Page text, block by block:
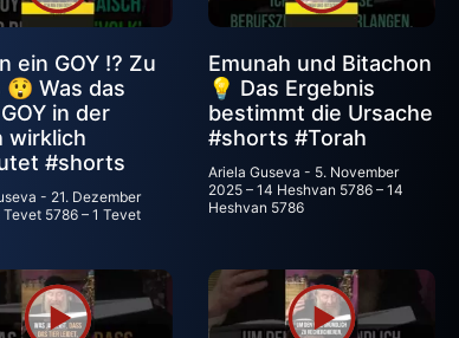
ein GOY ⁉️ Zu
😲 Was das
in der
wirklich
#shorts
21. Dezember
Tevet 5786 – 1 Tevet
Emunah und Bitachon
💡 Das Ergebnis
bestimmt die Ursache
#shorts #Torah
Ariela Guseva
5. November
2025 – 14 Heshvan 5786 – 14
Heshvan 5786